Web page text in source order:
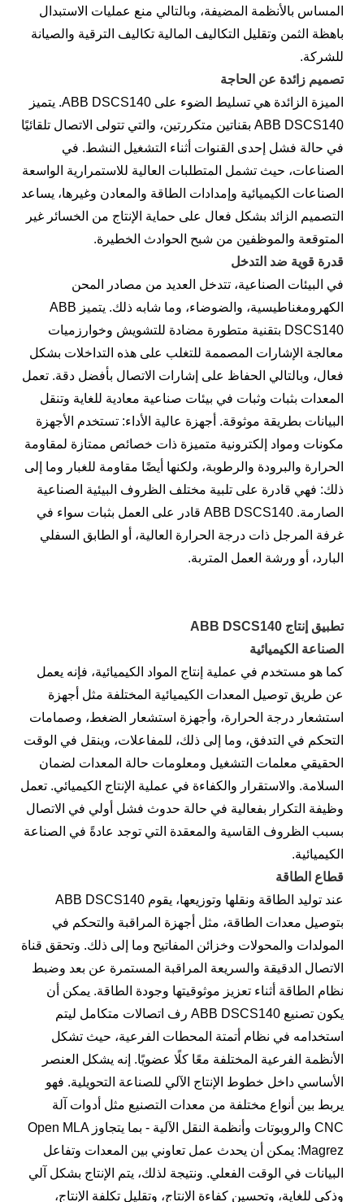
المساس بالأنظمة المضيفة، وبالتالي منع عمليات الاستبدال
باهظة الثمن وتقليل التكاليف المالية تكاليف الترقية والصيانة
للشركة.
تصميم زائدة عن الحاجة
الميزة الزائدة هي تسليط الضوء على ABB DSCS140. يتميز
ABB DSCS140 بقناتين متكررتين، والتي تتولى الاتصال تلقائيًا
في حالة فشل إحدى القنوات أثناء التشغيل النشط. في
الصناعات، حيث تشمل المتطلبات العالية للاستمرارية الواسعة
الصناعات الكيميائية وإمدادات الطاقة والمعادن وغيرها، يساعد
التصميم الزائد بشكل فعال على حماية الإنتاج من الخسائر غير
المتوقعة والموظفين من شبح الحوادث الخطيرة.
قدرة قوية ضد التدخل
في البيئات الصناعية، تتدخل العديد من مصادر المحن
الكهرومغناطيسية، والضوضاء، وما شابه ذلك. يتميز ABB
DSCS140 بتقنية متطورة مضادة للتشويش وخوارزميات
معالجة الإشارات المصممة للتغلب على هذه التداخلات بشكل
فعال، وبالتالي الحفاظ على إشارات الاتصال بأفضل دقة. تعمل
المعدات بثبات وثبات في بيئات صناعية معادية للغاية وتنقل
البيانات بطريقة موثوقة. أجهزة عالية الأداء: تستخدم الأجهزة
مكونات ومواد إلكترونية متميزة ذات خصائص ممتازة لمقاومة
الحرارة والبرودة والرطوبة، ولكنها أيضًا مقاومة للغبار وما إلى
ذلك: فهي قادرة على تلبية مختلف الظروف البيئية الصناعية
الصارمة. ABB DSCS140 قادر على العمل بثبات سواء في
غرفة المرجل ذات درجة الحرارة العالية، أو الطابق السفلي
البارد، أو ورشة العمل المتربة.
تطبيق إنتاج ABB DSCS140
الصناعة الكيميائية
كما هو مستخدم في عملية إنتاج المواد الكيميائية، فإنه يعمل
عن طريق توصيل المعدات الكيميائية المختلفة مثل أجهزة
استشعار درجة الحرارة، وأجهزة استشعار الضغط، وصمامات
التحكم في التدفق، وما إلى ذلك، للمفاعلات، وينقل في الوقت
الحقيقي معلمات التشغيل ومعلومات حالة المعدات لضمان
السلامة. والاستقرار والكفاءة في عملية الإنتاج الكيميائي. تعمل
وظيفة التكرار بفعالية في حالة حدوث فشل أولي في الاتصال
بسبب الظروف القاسية والمعقدة التي توجد عادةً في الصناعة
الكيميائية.
قطاع الطاقة
عند توليد الطاقة ونقلها وتوزيعها، يقوم ABB DSCS140
بتوصيل معدات الطاقة، مثل أجهزة المراقبة والتحكم في
المولدات والمحولات وخزائن المفاتيح وما إلى ذلك. وتحقق قناة
الاتصال الدقيقة والسريعة المراقبة المستمرة عن بعد وضبط
نظام الطاقة أثناء تعزيز موثوقيتها وجودة الطاقة. يمكن أن
يكون تصنيع ABB DSCS140 رف اتصالات متكامل ليتم
استخدامه في نظام أتمتة المحطات الفرعية، حيث تشكل
الأنظمة الفرعية المختلفة معًا كلًا عضويًا. إنه يشكل العنصر
الأساسي داخل خطوط الإنتاج الآلي للصناعة التحويلية. فهو
يربط بين أنواع مختلفة من معدات التصنيع مثل أدوات آلة
CNC والروبوتات وأنظمة النقل الآلية - بما يتجاوز Open MLA
Magrez: يمكن أن يحدث عمل تعاوني بين المعدات وتفاعل
البيانات في الوقت الفعلي. ونتيجة لذلك، يتم الإنتاج بشكل آلي
وذكي للغاية، وتحسين كفاءة الإنتاج، وتقليل تكلفة الإنتاج،